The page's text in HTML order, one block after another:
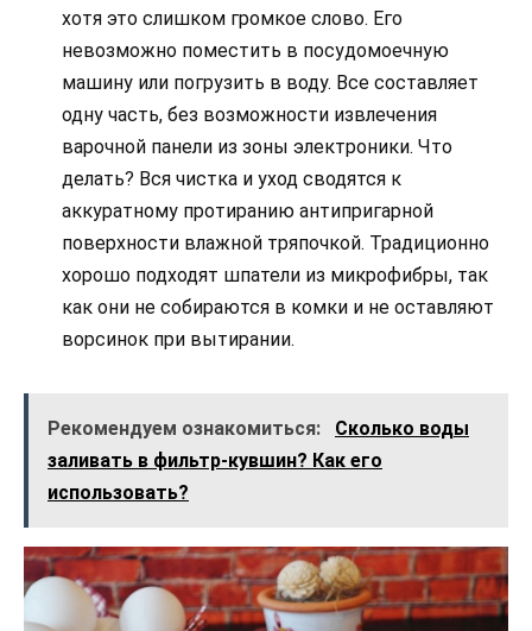
хотя это слишком громкое слово. Его
невозможно поместить в посудомоечную
машину или погрузить в воду. Все составляет
одну часть, без возможности извлечения
варочной панели из зоны электроники. Что
делать? Вся чистка и уход сводятся к
аккуратному протиранию антипригарной
поверхности влажной тряпочкой. Традиционно
хорошо подходят шпатели из микрофибры, так
как они не собираются в комки и не оставляют
ворсинок при вытирании.
Рекомендуем ознакомиться:
Сколько воды
заливать в фильтр-кувшин? Как его
использовать?